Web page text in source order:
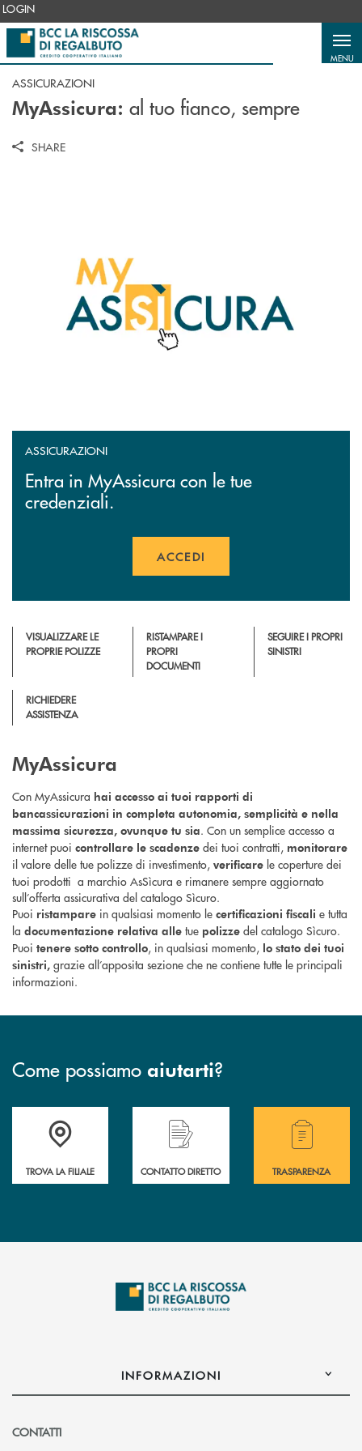
Salta al contenuto principale
LOGIN
MENU
ASSICURAZIONI
MyAssicura: al tuo fianco, sempre
SHARE
ASSICURAZIONI
Entra in MyAssicura con le tue
credenziali.
ACCEDI
VISUALIZZARE LE
PROPRIE POLIZZE
RISTAMPARE I
PROPRI
DOCUMENTI
SEGUIRE I PROPRI
SINISTRI
RICHIEDERE
ASSISTENZA
MyAssicura
Con MyAssicura hai accesso ai tuoi rapporti di
bancassicurazioni in completa autonomia, semplicità e nella
massima sicurezza, ovunque tu sia. Con un semplice accesso a
internet puoi controllare le scadenze dei tuoi contratti, monitorare
il valore delle tue polizze di investimento, verificare le coperture dei
tuoi prodotti a marchio AsSìcura e rimanere sempre aggiornato
sull’offerta assicurativa del catalogo Sìcuro.
Puoi ristampare in qualsiasi momento le certificazioni fiscali e tutta
la documentazione relativa alle tue polizze del catalogo Sìcuro.
Puoi tenere sotto controllo, in qualsiasi momento, lo stato dei tuoi
sinistri, grazie all’apposita sezione che ne contiene tutte le principali
informazioni.
Come possiamo aiutarti?
Accedi all' elenco completo delle filiali della Bcc
TROVA LA FILIALE
Hai bisogno di assistenza immediata?
CONTATTO DIRETTO
Hai bisogno di
TRASPARENZA
INFORMAZIONI
CONTATTI